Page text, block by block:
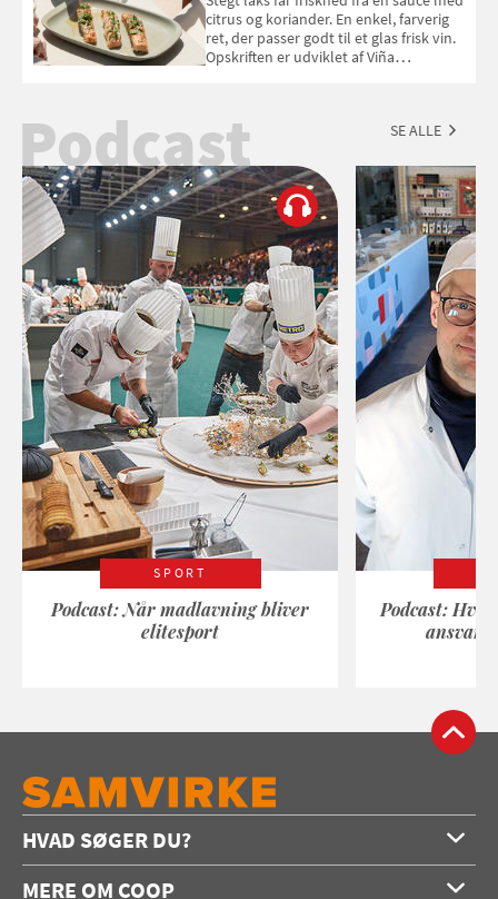
citrus og koriander. En enkel, farverig
ret, der passer godt til et glas frisk vin.
Opskriften er udviklet af Viña
Podcast SE ALLE
SPORT
Podcast: Når madlavning bliver
elitesport
Podcast:
HVAD SØGER DU?
Forside
MERE OM COOP